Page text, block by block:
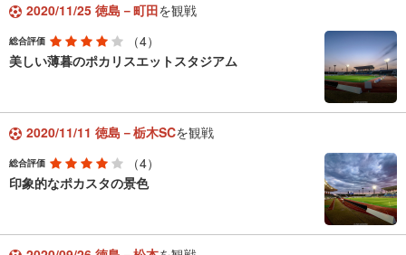
2020/11/25 徳島－町田を観戦
総合評価
（4）
美しい薄暮のポカリスエットスタジアム
2020/11/11 徳島－栃木SCを観戦
総合評価
（4）
印象的なポカスタの景色